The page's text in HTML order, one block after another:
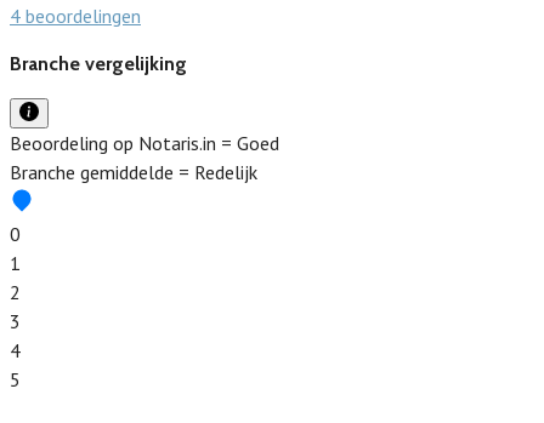
4 beoordelingen
Branche vergelijking
Beoordeling op Notaris.in = Goed
Branche gemiddelde = Redelijk
0
1
2
3
4
5